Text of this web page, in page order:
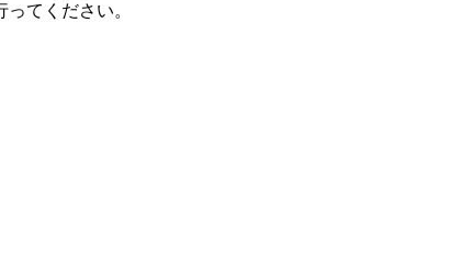
てください。